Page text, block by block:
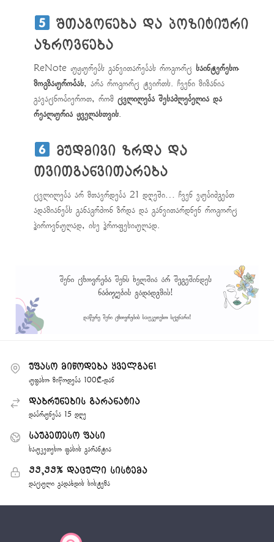
შთაგონება და პოზიტიური
აზროვნება
ReNote უყურებს განვითარებას როგორც საინტერესო
მოგზაურობას, არა როგორც ტვირთს. ჩვენი მიზანია
გავაცნობიეროთ, რომ ცვლილება შესაძლებელია და
რეალურია ყველასთვის.
მუდმივი ზრდა და
თვითგანვითარება
ცვლილება არ მთავრდება 21 დღეში… ჩვენ ვუბიძგებთ
ადამიანებს განაგრძონ ზრდა და განვითარდნენ როგორც
პიროვნულად, ისე პროფესიულად.
უფასო მიწოდება ყველგან!
უფასო მიწოდება 100₾-დან
დაბრუნების გარანატია
დაბრუნება 15 დღე
საუკეთესო ფასი
საუკეთესო ფასის გარანტია
99,99% დაცული სისტემა
დაცული გადახდის სისტემა